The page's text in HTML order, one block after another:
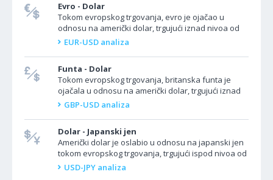
Evro - Dolar
Tokom evropskog trgovanja, evro je ojačao u
odnosu na američki dolar, trgujući iznad nivoa od
1.1300. Valutni par EUR/USD je porastao jer se
EUR-USD analiza
Funta - Dolar
Tokom evropskog trgovanja, britanska funta je
ojačala u odnosu na američki dolar, trgujući iznad
nivoa od 1.3300. Valutni par GBP/USD je porastao
GBP-USD analiza
Dolar - Japanski jen
Američki dolar je oslabio u odnosu na japanski jen
tokom evropskog trgovanja, trgujući ispod nivoa od
145.000. Valutni par USD/JPY je pao jer je dolar
USD-JPY analiza